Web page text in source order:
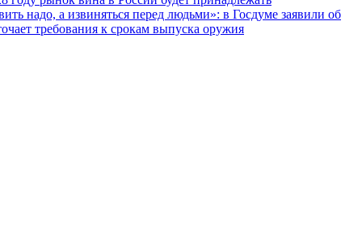
надо, а извиняться перед людьми»: в Госдуме заявили об
требования к срокам выпуска оружия